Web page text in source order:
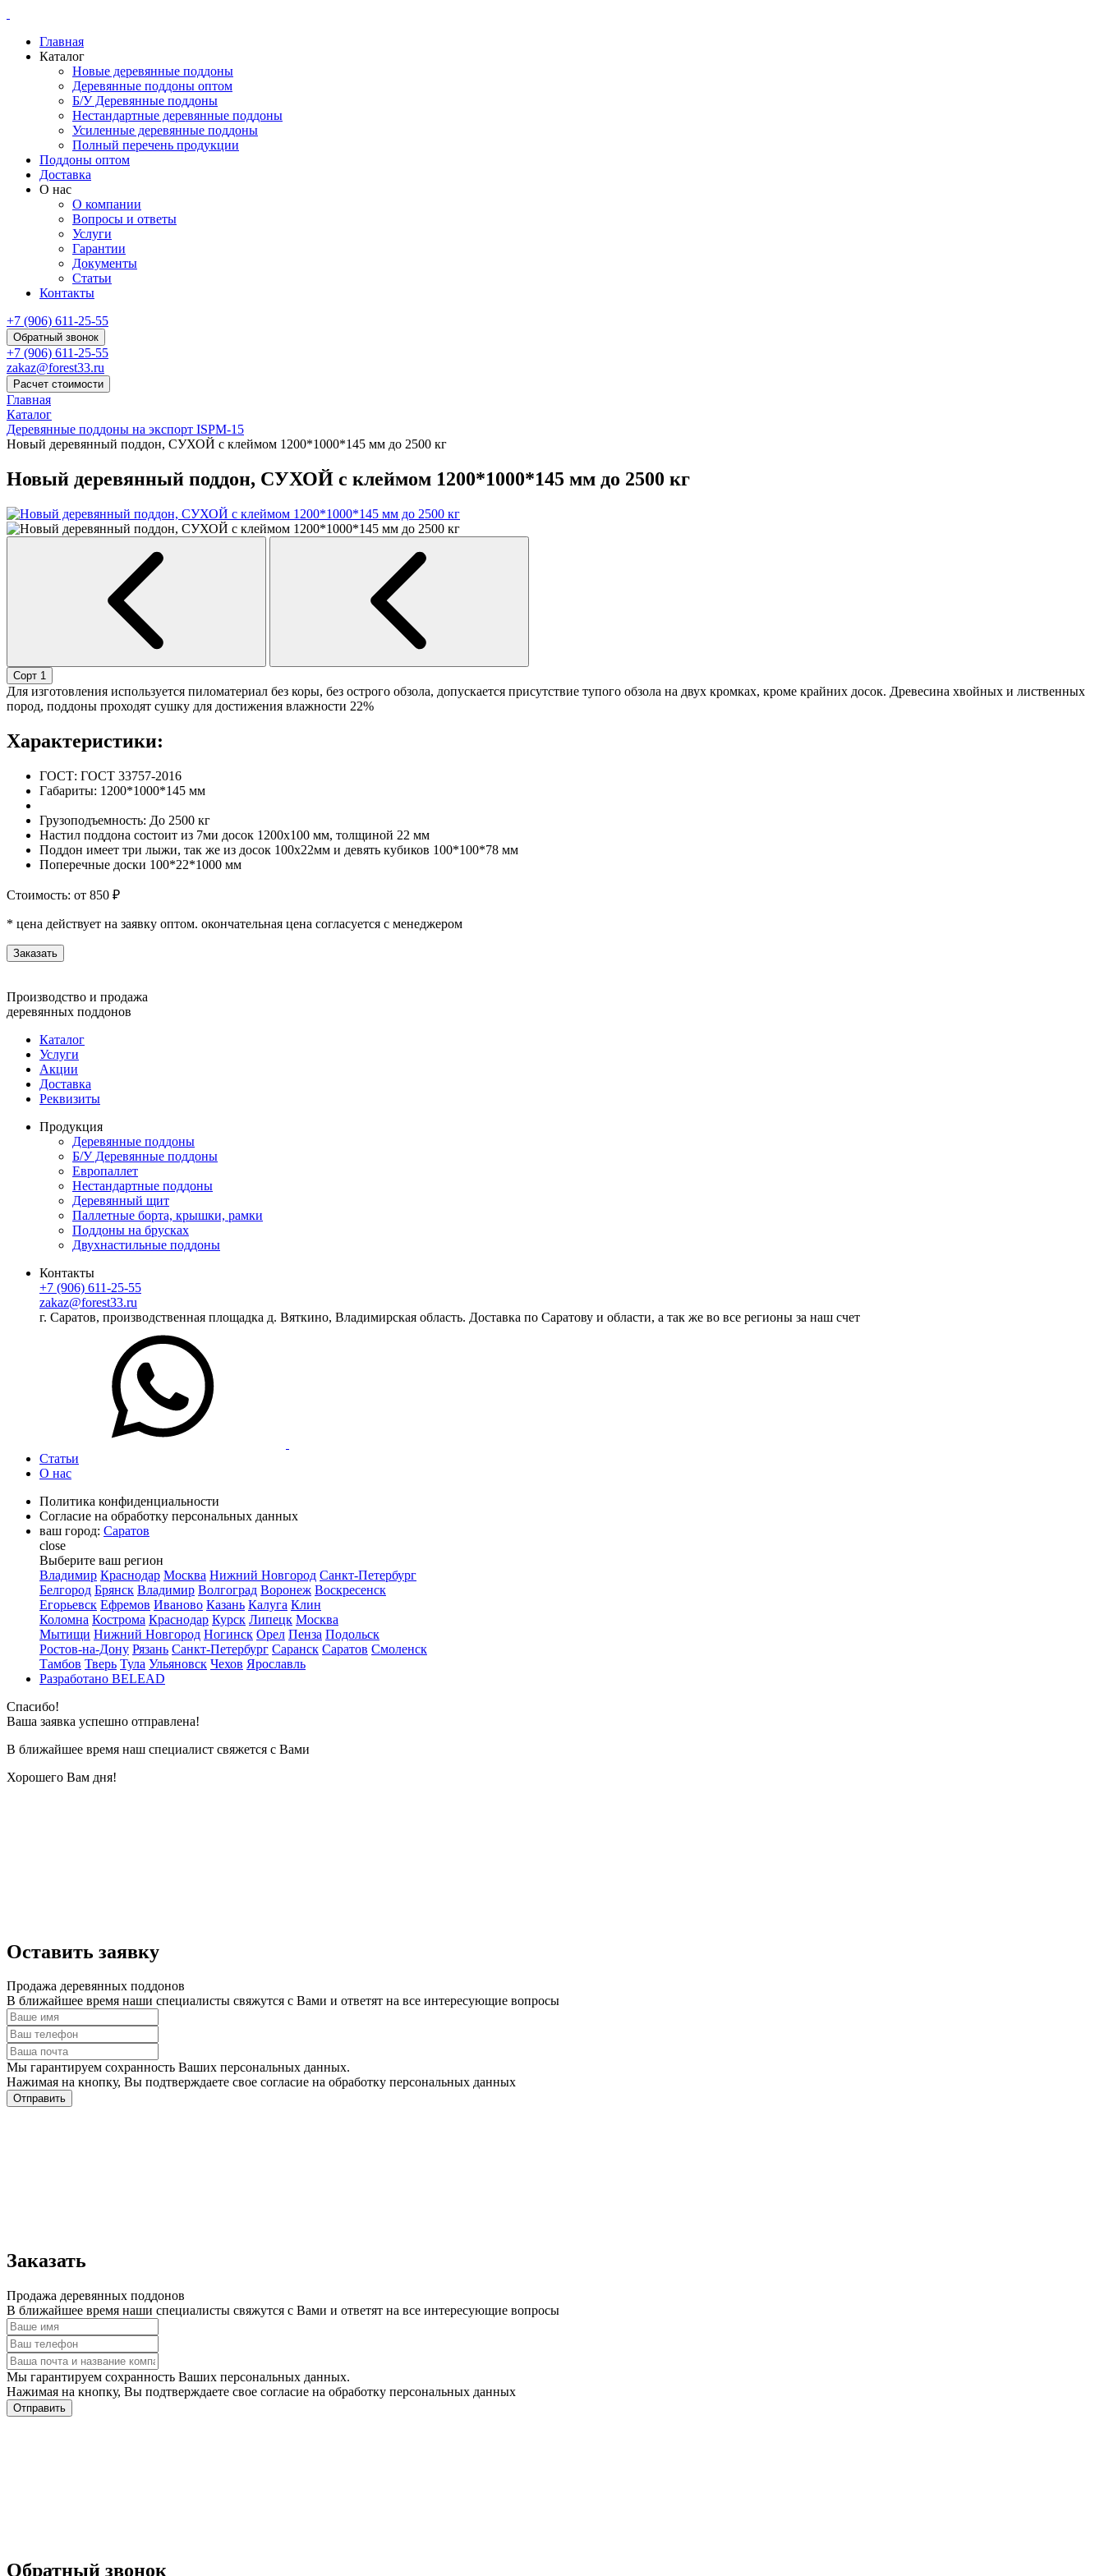
Главная
Каталог
Новые деревянные поддоны
Деревянные поддоны оптом
Б/У Деревянные поддоны
Нестандартные деревянные поддоны
Усиленные деревянные поддоны
Полный перечень продукции
Поддоны оптом
Доставка
О нас
О компании
Вопросы и ответы
Услуги
Гарантии
Документы
Статьи
Контакты
+7 (906) 611-25-55
Обратный звонок
+7 (906) 611-25-55
zakaz@forest33.ru
Расчет стоимости
Главная
Каталог
Деревянные поддоны на экспорт ISPM-15
Новый деревянный поддон, СУХОЙ с клеймом 1200*1000*145 мм до 2500 кг
Новый деревянный поддон, СУХОЙ с клеймом 1200*1000*145 мм до 2500 кг
Сорт 1
Для изготовления используется пиломатериал без коры, без острого обзола, допускается присутствие тупого обзола на двух кромках, кроме крайних досок. Древесина хвойных и лиственных
пород, поддоны проходят сушку для достижения влажности 22%
Характеристики:
ГОСТ: ГОСТ 33757-2016
Габариты: 1200*1000*145 мм
Грузоподъемность: До 2500 кг
Настил поддона состоит из 7ми досок 1200x100 мм, толщиной 22 мм
Поддон имеет три лыжи, так же из досок 100x22мм и девять кубиков 100*100*78 мм
Поперечные доски 100*22*1000 мм
Стоимость: от 850 ₽
* цена действует на заявку оптом. окончательная цена согласуется с менеджером
Заказать
Производство и продажа
деревянных поддонов
Каталог
Услуги
Акции
Доставка
Реквизиты
Продукция
Деревянные поддоны
Б/У Деревянные поддоны
Европаллет
Нестандартные поддоны
Деревянный щит
Паллетные борта, крышки, рамки
Поддоны на брусках
Двухнастильные поддоны
Контакты
+7 (906) 611-25-55
zakaz@forest33.ru
г. Саратов, производственная площадка д. Вяткино, Владимирская область. Доставка по Саратову и области, а так же во все регионы за наш счет
Статьи
О нас
Политика конфиденциальности
Согласие на обработку персональных данных
ваш город: Саратов
close
Выберите ваш регион
Владимир Краснодар Москва Нижний Новгород Санкт-Петербург
Белгород Брянск Владимир Волгоград Воронеж Воскресенск
Егорьевск Ефремов Иваново Казань Калуга Клин
Коломна Кострома Краснодар Курск Липецк Москва
Мытищи Нижний Новгород Ногинск Орел Пенза Подольск
Ростов-на-Дону Рязань Санкт-Петербург Саранск Саратов Смоленск
Тамбов Тверь Тула Ульяновск Чехов Ярославль
Разработано BELEAD
Спасибо!
Ваша заявка успешно отправлена!
В ближайшее время наш специалист свяжется с Вами
Хорошего Вам дня!
Оставить заявку
Продажа деревянных поддонов
В ближайшее время наши специалисты свяжутся с Вами и ответят на все интересующие вопросы
Мы гарантируем сохранность Ваших персональных данных.
Нажимая на кнопку, Вы подтверждаете свое согласие на обработку персональных данных
Отправить
Заказать
Продажа деревянных поддонов
В ближайшее время наши специалисты свяжутся с Вами и ответят на все интересующие вопросы
Мы гарантируем сохранность Ваших персональных данных.
Нажимая на кнопку, Вы подтверждаете свое согласие на обработку персональных данных
Отправить
Обратный звонок